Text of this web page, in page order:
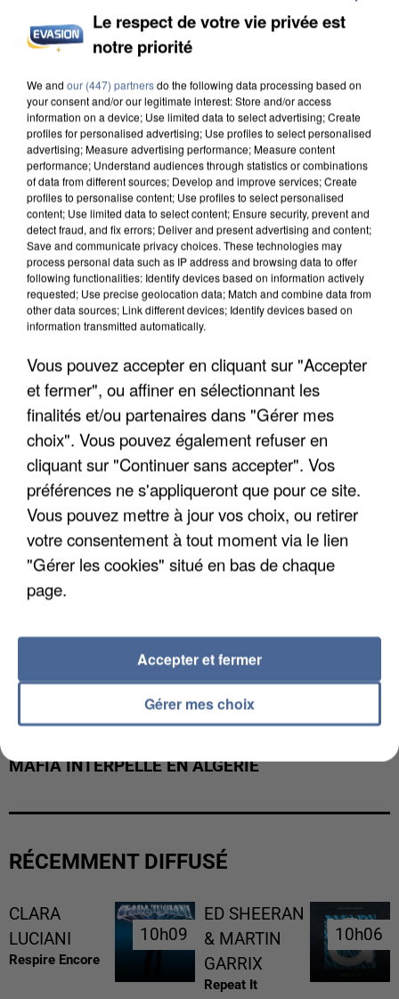
INCENDIES : L’ÎLE-DE-FRANCE LANCE UN ÉLAN
DE SOLIDARITÉ AVEC LES...
APRÈS TOUTES CES CANICULES, LES REFUGES
DE FAUNE SAUVAGE SONT...
MAFIA INTERPELLÉ EN ALGÉRIE
RÉCEMMENT DIFFUSÉ
CLARA
LUCIANI
Respire Encore
10h09
10h09
ED SHEERAN
& MARTIN
GARRIX
Repeat It
10h06
10h06
Le respect de votre vie privée est
notre priorité
We and our (447) partnersdo the following data processing based on
your consent and/or our legitimate interest: Store and/or access
information on a device; Use limited data to select advertising; Create
profiles for personalised advertising; Use profiles to select personalised
advertising; Measure advertising performance; Measure content
performance; Understand audiences through statistics or combinations
of data from different sources; Develop and improve services; Create
profiles to personalise content; Use profiles to select personalised
content; Use limited data to select content; Ensure security, prevent and
detect fraud, and fix errors; Deliver and present advertising and content;
Save and communicate privacy choices. These technologies may
process personal data such as IP address and browsing data to offer
following functionalities: Identify devices based on information actively
requested; Use precise geolocation data; Match and combine data from
other data sources; Link different devices; Identify devices based on
information transmitted automatically.
Vous pouvez accepter en cliquant sur "Accepter
et fermer", ou affiner en sélectionnant les
finalités et/ou partenaires dans "Gérer mes
choix". Vous pouvez également refuser en
cliquant sur "Continuer sans accepter". Vos
préférences ne s'appliqueront que pour ce site.
Vous pouvez mettre à jour vos choix, ou retirer
votre consentement à tout moment via le lien
"Gérer les cookies" situé en bas de chaque
page.
Gérer mes choix
Accepter et fermer